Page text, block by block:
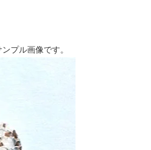
プル画像です。